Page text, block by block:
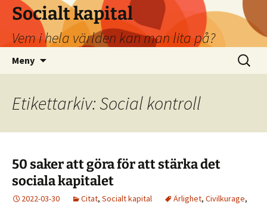
Socialt kapital
Vem i hela världen kan man lita på?
Meny
Sök
efter:
Etikettarkiv: Social kontroll
50 saker att göra för att stärka det
sociala kapitalet
2022-03-30 Citat, Socialt kapital Ärlighet, Civilkurage,